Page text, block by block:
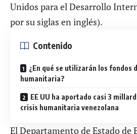
Unidos para el Desarrollo
por su siglas en inglés).
Contenido
¿En qué se utilizarán los fondos
humanitaria?
EE UU ha aportado casi 3
crisis humanitaria venezolana
El Departamento de Estado de